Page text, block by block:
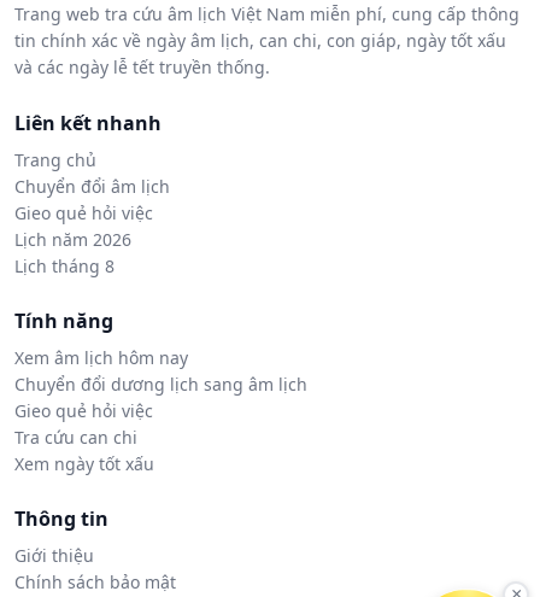
Trang web tra cứu âm lịch Việt Nam miễn phí, cung cấp thông
tin chính xác về ngày âm lịch, can chi, con giáp, ngày tốt xấu
và các ngày lễ tết truyền thống.
Liên kết nhanh
Trang chủ
Chuyển đổi âm lịch
Gieo quẻ hỏi việc
Lịch năm 2026
Lịch tháng 8
Tính năng
Xem âm lịch hôm nay
Chuyển đổi dương lịch sang âm lịch
Gieo quẻ hỏi việc
Tra cứu can chi
Xem ngày tốt xấu
Thông tin
Giới thiệu
Chính sách bảo mật